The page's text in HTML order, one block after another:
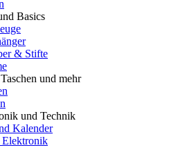
Basics
& Stifte
und mehr
und Technik
Kalender
Elektronik